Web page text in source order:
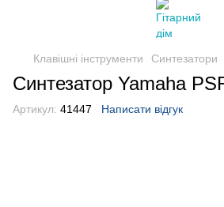
Клавішні інструменти Синтезатори
Синтезатор Yamaha
Артикул: 41447 Написати відгук